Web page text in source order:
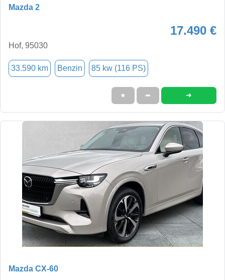
Mazda 2
17.490 €
Hof, 95030
33.590 km Benzin 85 kw (116 PS)
★ ➦ ➜
Mazda CX-60